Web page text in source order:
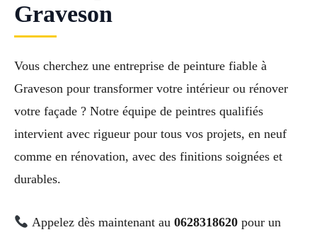
Graveson
Vous cherchez une entreprise de peinture fiable à
Graveson pour transformer votre intérieur ou rénover
votre façade ? Notre équipe de peintres qualifiés
intervient avec rigueur pour tous vos projets, en neuf
comme en rénovation, avec des finitions soignées et
durables.
Appelez dès maintenant au 0628318620pour un